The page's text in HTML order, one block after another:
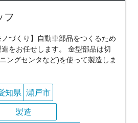
フ
ノづくり】自動車部品をつくるため
をお任せします。 金型部品は切
ングセンタなど)を使って製造しま
知県 瀬戸市
製造